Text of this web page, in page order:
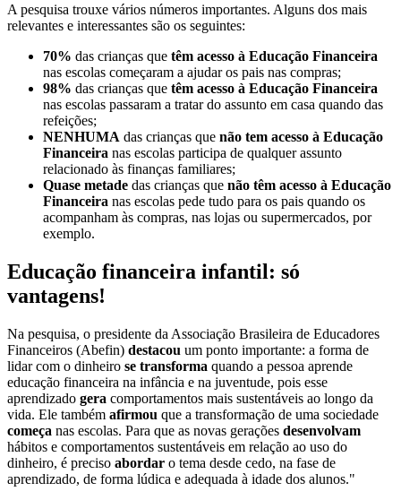
A pesquisa trouxe vários números importantes. Alguns dos mais
relevantes e interessantes são os seguintes:
70% das crianças que têm acesso à Educação Financeira
nas escolas começaram a ajudar os pais nas compras;
98% das crianças que têm acesso à Educação Financeira
nas escolas passaram a tratar do assunto em casa quando das
refeições;
NENHUMA das crianças que não tem acesso à Educação
Financeira nas escolas participa de qualquer assunto
relacionado às finanças familiares;
Quase metade das crianças que não têm acesso à Educação
Financeira nas escolas pede tudo para os pais quando os
acompanham às compras, nas lojas ou supermercados, por
exemplo.
Educação financeira infantil: só
vantagens!
Na pesquisa, o presidente da Associação Brasileira de Educadores
Financeiros (Abefin) destacou um ponto importante: a forma de
lidar com o dinheiro se transforma quando a pessoa aprende
educação financeira na infância e na juventude, pois esse
aprendizado gera comportamentos mais sustentáveis ao longo da
vida. Ele também afirmou que a transformação de uma sociedade
começa nas escolas. Para que as novas gerações desenvolvam
hábitos e comportamentos sustentáveis em relação ao uso do
dinheiro, é preciso abordar o tema desde cedo, na fase de
aprendizado, de forma lúdica e adequada à idade dos alunos."